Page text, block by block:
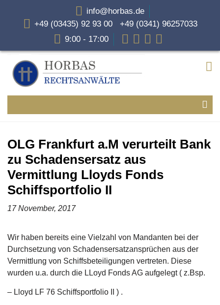
info@horbas.de
+49 (03435) 92 93 00 +49 (0341) 96257033
9:00 - 17:00
OLG Frankfurt a.M verurteilt Bank
zu Schadensersatz aus
Vermittlung Lloyds Fonds
Schiffsportfolio II
17 November, 2017
Wir haben bereits eine Vielzahl von Mandanten bei der
Durchsetzung von Schadensersatzansprüchen aus der
Vermittlung von Schiffsbeteiligungen vertreten. Diese
wurden u.a. durch die LLoyd Fonds AG aufgelegt ( z.Bsp.
– Lloyd LF 76 Schiffsportfolio II ) .